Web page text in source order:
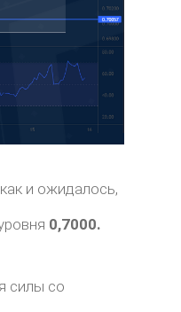
и ожидалось,
0,7000.
силы со